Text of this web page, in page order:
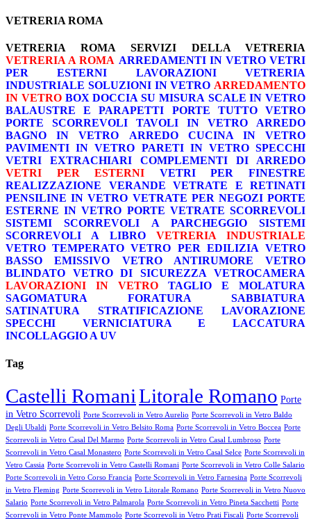
VETRERIA ROMA
VETRERIA ROMA
SERVIZI DELLA VETRERIA
VETRERIA A ROMA ARREDAMENTI IN VETRO VETRI
PER ESTERNI
LAVORAZIONI
VETRERIA
INDUSTRIALE SOLUZIONI IN VETRO ARREDAMENTO
IN VETRO BOX DOCCIA SU MISURA SCALE IN VETRO
BALAUSTRE E PARAPETTI
PORTE TUTTO VETRO
PORTE SCORREVOLI
TAVOLI IN VETRO
ARREDO
BAGNO IN VETRO
ARREDO CUCINA IN VETRO
PAVIMENTI IN VETRO PARETI IN VETRO SPECCHI
VETRI EXTRACHIARI
COMPLEMENTI DI ARREDO
VETRI PER ESTERNI
VETRI PER FINESTRE
REALIZZAZIONE VERANDE
VETRATE E RETINATI
PENSILINE IN VETRO VETRATE PER NEGOZI PORTE
ESTERNE IN VETRO PORTE VETRATE SCORREVOLI
SISTEMI SCORREVOLI A PARCHEGGIO
SISTEMI
SCORREVOLI A LIBRO
VETRERIA INDUSTRIALE
VETRO TEMPERATO VETRO PER EDILIZIA VETRO
BASSO EMISSIVO
VETRO ANTIRUMORE
VETRO
BLINDATO
VETRO DI SICUREZZA
VETROCAMERA
LAVORAZIONI IN VETRO
TAGLIO E MOLATURA
SAGOMATURA
FORATURA
SABBIATURA
SATINATURA
STRATIFICAZIONE
LAVORAZIONE
SPECCHI
VERNICIATURA E LACCATURA
INCOLLAGGIO A UV
Tag
Castelli RomaniLitorale Romano Porte
in Vetro Scorrevoli Porte Scorrevoli in Vetro Aurelio Porte Scorrevoli in Vetro Baldo
Degli Ubaldi Porte Scorrevoli in Vetro Belsito Roma Porte Scorrevoli in Vetro Boccea Porte
Scorrevoli in Vetro Casal Del Marmo Porte Scorrevoli in Vetro Casal Lumbroso Porte
Scorrevoli in Vetro Casal Monastero Porte Scorrevoli in Vetro Casal Selce Porte Scorrevoli in
Vetro Cassia Porte Scorrevoli in Vetro Castelli Romani Porte Scorrevoli in Vetro Colle Salario
Porte Scorrevoli in Vetro Corso Francia Porte Scorrevoli in Vetro Farnesina Porte Scorrevoli
in Vetro Fleming Porte Scorrevoli in Vetro Litorale Romano Porte Scorrevoli in Vetro Nuovo
Salario Porte Scorrevoli in Vetro Palmarola Porte Scorrevoli in Vetro Pineta Sacchetti Porte
Scorrevoli in Vetro Ponte Mammolo Porte Scorrevoli in Vetro Prati Fiscali Porte Scorrevoli